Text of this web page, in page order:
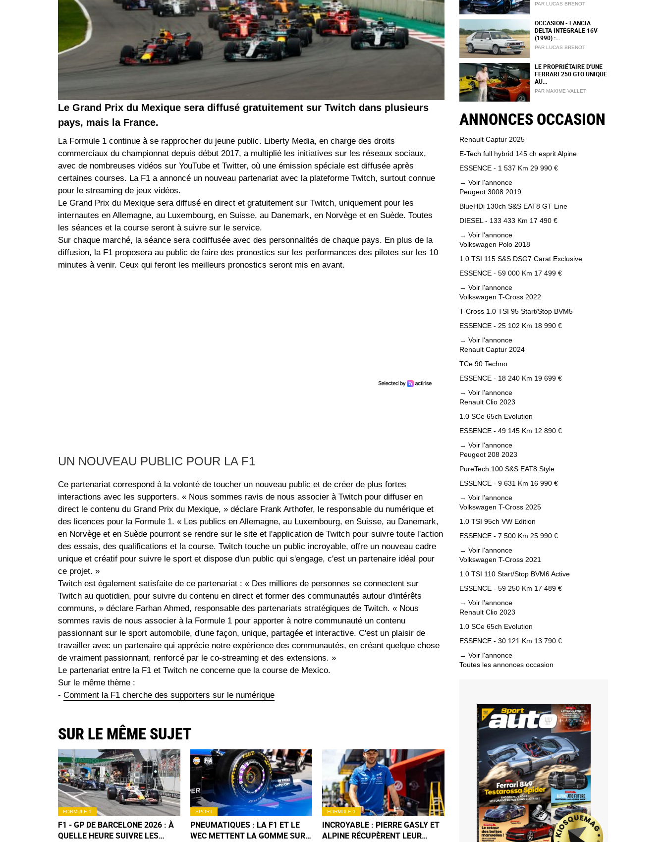
Le Grand Prix du Mexique sera diffusé gratuitement sur Twitch dans plusieurs
pays, mais la France.
La Formule 1 continue à se rapprocher du jeune public. Liberty Media, en charge des droits
commerciaux du championnat depuis début 2017, a multiplié les initiatives sur les réseaux sociaux,
avec de nombreuses vidéos sur YouTube et Twitter, où une émission spéciale est diffusée après
certaines courses. La F1 a annoncé un nouveau partenariat avec la plateforme Twitch, surtout connue
pour le streaming de jeux vidéos.
Le Grand Prix du Mexique sera diffusé en direct et gratuitement sur Twitch, uniquement pour les
internautes en Allemagne, au Luxembourg, en Suisse, au Danemark, en Norvège et en Suède. Toutes
les séances et la course seront à suivre sur le service.
Sur chaque marché, la séance sera codiffusée avec des personnalités de chaque pays. En plus de la
diffusion, la F1 proposera au public de faire des pronostics sur les performances des pilotes sur les 10
minutes à venir. Ceux qui feront les meilleurs pronostics seront mis en avant.
UN NOUVEAU PUBLIC POUR LA F1
Ce partenariat correspond à la volonté de toucher un nouveau public et de créer de plus fortes
interactions avec les supporters. « Nous sommes ravis de nous associer à Twitch pour diffuser en
direct le contenu du Grand Prix du Mexique, » déclare Frank Arthofer, le responsable du numérique et
des licences pour la Formule 1. « Les publics en Allemagne, au Luxembourg, en Suisse, au Danemark,
en Norvège et en Suède pourront se rendre sur le site et l'application de Twitch pour suivre toute l'action
des essais, des qualifications et la course. Twitch touche un public incroyable, offre un nouveau cadre
unique et créatif pour suivre le sport et dispose d'un public qui s'engage, c'est un partenaire idéal pour
ce projet. »
Twitch est également satisfaite de ce partenariat : « Des millions de personnes se connectent sur
Twitch au quotidien, pour suivre du contenu en direct et former des communautés autour d'intérêts
communs, » déclare Farhan Ahmed, responsable des partenariats stratégiques de Twitch. « Nous
sommes ravis de nous associer à la Formule 1 pour apporter à notre communauté un contenu
passionnant sur le sport automobile, d'une façon, unique, partagée et interactive. C'est un plaisir de
travailler avec un partenaire qui apprécie notre expérience des communautés, en créant quelque chose
de vraiment passionnant, renforcé par le co-streaming et des extensions. »
Le partenariat entre la F1 et Twitch ne concerne que la course de Mexico.
Sur le même thème :
- Comment la F1 cherche des supporters sur le numérique
SUR LE MÊME SUJET
FORMULE 1
F1 - GP DE BARCELONE 2026 : À
QUELLE HEURE SUIVRE LES
SPORT
PNEUMATIQUES : LA F1 ET LE
WEC METTENT LA GOMME SUR
FORMULE 1
INCROYABLE : PIERRE GASLY ET
ALPINE RÉCUPÈRENT LEUR
PAR LUCAS BRENOT
OCCASION - LANCIA
DELTA INTEGRALE 16V
(1990) :...
PAR LUCAS BRENOT
LE PROPRIÉTAIRE D'UNE
FERRARI 250 GTO UNIQUE
AU...
PAR MAXIME VALLET
ANNONCES OCCASION
Renault Captur 2025
E-Tech full hybrid 145 ch esprit Alpine
ESSENCE - 1 537 Km 29 990 €
→ Voir l'annonce
Peugeot 3008 2019
BlueHDi 130ch S&S EAT8 GT Line
DIESEL - 133 433 Km 17 490 €
→ Voir l'annonce
Volkswagen Polo 2018
1.0 TSI 115 S&S DSG7 Carat Exclusive
ESSENCE - 59 000 Km 17 499 €
→ Voir l'annonce
Volkswagen T-Cross 2022
T-Cross 1.0 TSI 95 Start/Stop BVM5
ESSENCE - 25 102 Km 18 990 €
→ Voir l'annonce
Renault Captur 2024
TCe 90 Techno
ESSENCE - 18 240 Km 19 699 €
→ Voir l'annonce
Renault Clio 2023
1.0 SCe 65ch Evolution
ESSENCE - 49 145 Km 12 890 €
→ Voir l'annonce
Peugeot 208 2023
PureTech 100 S&S EAT8 Style
ESSENCE - 9 631 Km 16 990 €
→ Voir l'annonce
Volkswagen T-Cross 2025
1.0 TSI 95ch VW Edition
ESSENCE - 7 500 Km 25 990 €
→ Voir l'annonce
Volkswagen T-Cross 2021
1.0 TSI 110 Start/Stop BVM6 Active
ESSENCE - 59 250 Km 17 489 €
→ Voir l'annonce
Renault Clio 2023
1.0 SCe 65ch Evolution
ESSENCE - 30 121 Km 13 790 €
→ Voir l'annonce
Toutes les annonces occasion